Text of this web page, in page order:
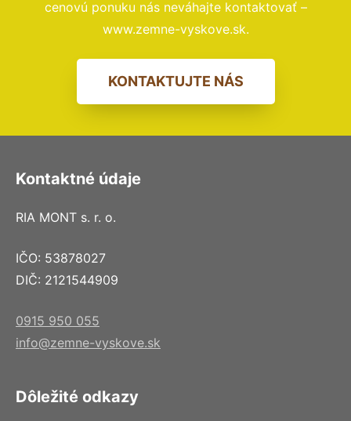
cenovú ponuku nás neváhajte kontaktovať –
www.zemne-vyskove.sk.
KONTAKTUJTE NÁS
Kontaktné údaje
RIA MONT s. r. o.
IČO: 53878027
DIČ: 2121544909
0915 950 055
info@zemne-vyskove.sk
Dôležité odkazy